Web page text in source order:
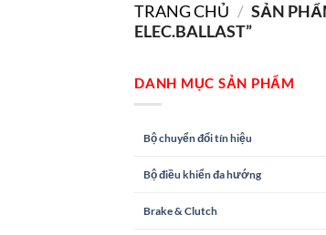
TRANG CHỦ / SẢN
ELEC.BALLAST”
DANH MỤC SẢN PHẨM
Bộ chuyển đổi tín hiệu
Bộ điều khiển đa hướng
Brake & Clutch